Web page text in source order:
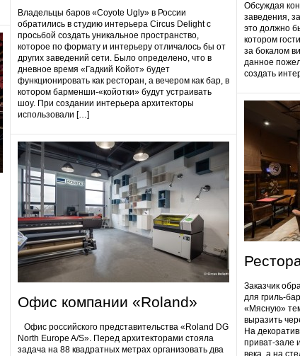
Владельцы баров «Coyote Ugly» в России
обратились в студию интерьера Circus Delight с
просьбой создать уникальное пространство,
которое по формату и интерьеру отличалось бы от
других заведений сети. Было определено, что в
дневное время «Гадкий Койот» будет
функционировать как ресторан, а вечером как бар, в
котором барменши-«койотки» будут устраивать
шоу. При создании интерьера архитекторы
использовали […]
Офис компании «Roland»
Офис российского представительства «Roland DG
North Europe A/S». Перед архитекторами стояла
задача на 88 квадратных метрах организовать два
Обсуждая
заведения,
это должно
котором
за бокалом
данное
создать
Заказчик
для гриль-
«Мясную»
выразить
На
приват-зале
века, а на